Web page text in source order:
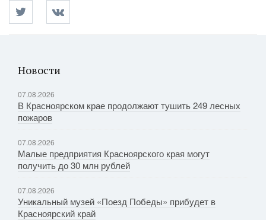
Новости
07.08.2026
В Красноярском крае продолжают тушить 249 лесных
пожаров
07.08.2026
Малые предприятия Красноярского края могут
получить до 30 млн рублей
07.08.2026
Уникальный музей «Поезд Победы» прибудет в
Красноярский край